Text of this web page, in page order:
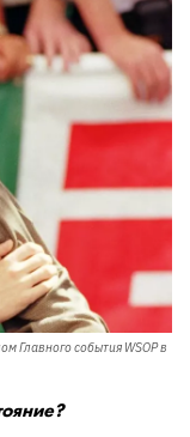
Главного события WSOP в